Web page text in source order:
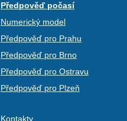
Předpověď počasí
Numerický model
Předpověď pro Prahu
Předpověď pro Brno
Předpověď pro Ostravu
Předpověď pro Plzeň
Kontakty